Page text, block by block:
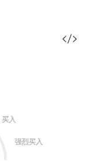
平，获利离场。
买入
强烈买入